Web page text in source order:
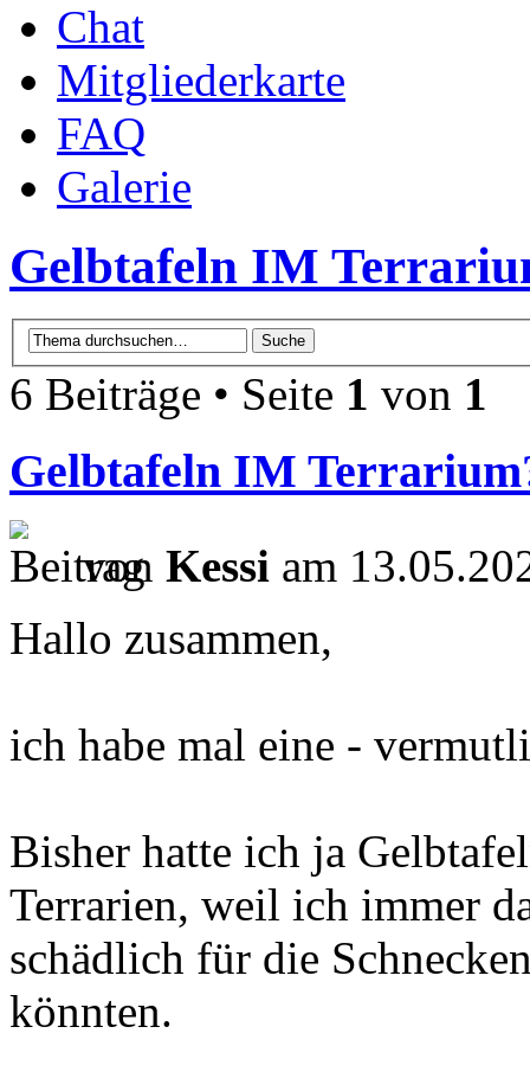
Chat
Mitgliederkarte
FAQ
Galerie
Gelbtafeln IM
6 Beiträge • Seite 1 von 1
Gelbtafeln IM
von Kessi am
Hallo zusammen,
ich habe mal eine -
Bisher hatte ich ja
Terrarien, weil ich immer
schädlich für die
könnten.